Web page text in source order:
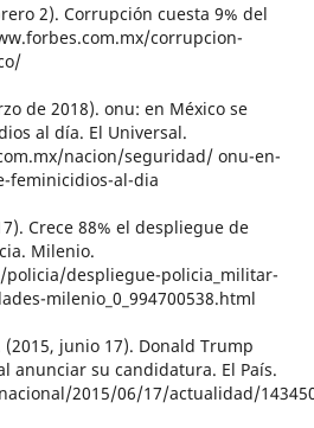
2). Corrupción cuesta 9% del
corrupcion-
de 2018). onu: en México se
al día. El Universal.
nacion/seguridad/ onu-en-
feminicidios-al-dia
Crece 88% el despliegue de
Milenio.
despliegue-policia_militar-
milenio_0_994700538.html
(2015, junio 17). Donald Trump
anunciar su candidatura. El País.
2015/06/17/actualidad/